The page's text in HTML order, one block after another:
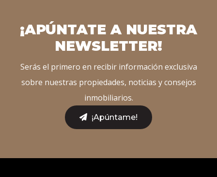
¡APÚNTATE A NUESTRA
NEWSLETTER!
Serás el primero en recibir información exclusiva
sobre nuestras propiedades, noticias y consejos
inmobiliarios.
¡Apúntame!